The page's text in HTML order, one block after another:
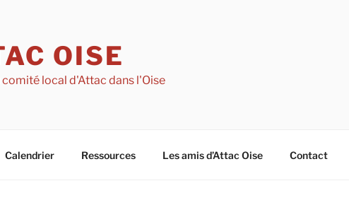
OISE
comité local d'Attac dans l'Oise
Calendrier Ressources Les amis d’Attac Oise Contact